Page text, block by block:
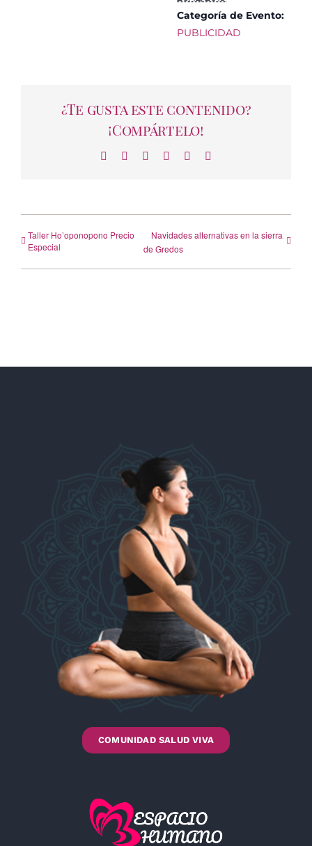
Categoría de Evento:
PUBLICIDAD
¿Te gusta este contenido?
¡Compártelo!
Facebook LinkedInWhatsAppTelegram
Taller Ho’oponopono Precio
Especial
Navidades alternativas en la sierra
de Gredos
COMUNIDAD SALUD VIVA